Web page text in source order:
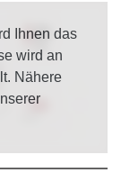
Ihnen das
wird an
Nähere